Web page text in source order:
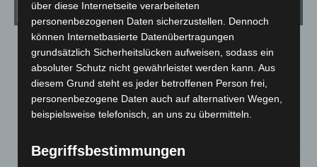
Wetter
LANGENHAGEN
Überwiegend Bewölkt
19.6°C °
°
0.5m/s
über diese Internetseite verarbeiteten
personenbezogenen Daten sicherzustellen. Dennoch
können Internetbasierte Datenübertragungen
grundsätzlich Sicherheitslücken aufweisen, sodass ein
absoluter Schutz nicht gewährleistet werden kann. Aus
diesem Grund steht es jeder betroffenen Person frei,
personenbezogene Daten auch auf alternativen Wegen,
beispielsweise telefonisch, an uns zu übermitteln.
Begriffsbestimmungen